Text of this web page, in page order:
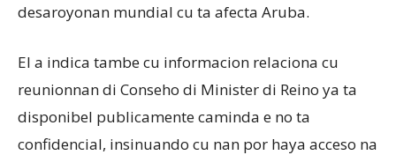
desaroyonan mundial cu ta afecta Aruba.
El a indica tambe cu informacion relaciona cu
reunionnan di Conseho di Minister di Reino ya ta
disponibel publicamente caminda e no ta
confidencial, insinuando cu nan por haya acceso na